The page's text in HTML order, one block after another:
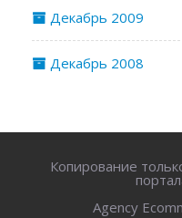
Декабрь 2009
Декабрь 2008
Копирование
Agency